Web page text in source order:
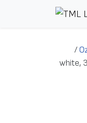
Przejdź do treści
/
white,